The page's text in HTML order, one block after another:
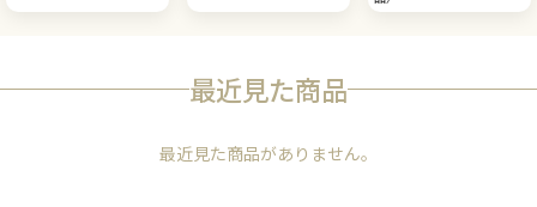
最近見た商品
最近見た商品がありません。